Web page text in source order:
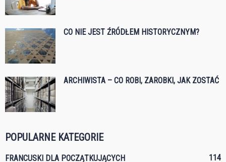
CO NIE JEST ŹRÓDŁEM HISTORYCZNYM?
ARCHIWISTA – CO ROBI, ZAROBKI, JAK ZOSTAĆ
POPULARNE KATEGORIE
FRANCUSKI DLA POCZĄTKUJĄCYCH 114